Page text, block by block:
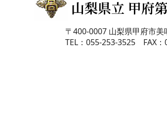
〒400-0007 山梨県甲府市美
TEL：055-253-3525 FAX：